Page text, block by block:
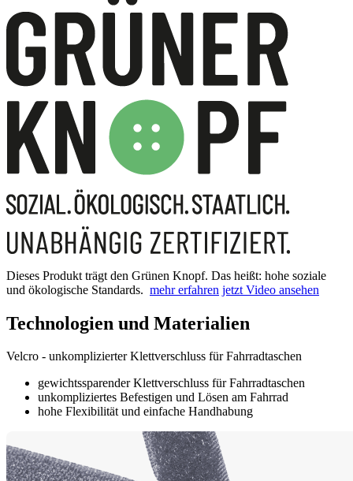
Dieses Produkt trägt den Grünen Knopf. Das heißt: hohe soziale
und ökologische Standards. mehr erfahren jetzt Video ansehen
Technologien und Materialien
Velcro - unkomplizierter Klettverschluss für Fahrradtaschen
gewichtssparender Klettverschluss für Fahrradtaschen
unkompliziertes Befestigen und Lösen am Fahrrad
hohe Flexibilität und einfache Handhabung